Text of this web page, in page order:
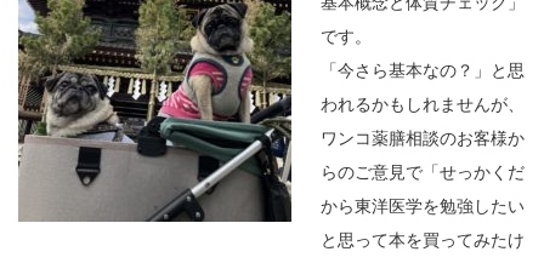
です。
「今さら基本なの？」と思
われるかもしれませんが、
ワンコ薬膳相談のお客様か
らのご意見で「せっかくだ
から東洋医学を勉強したい
と思って本を買ってみたけ